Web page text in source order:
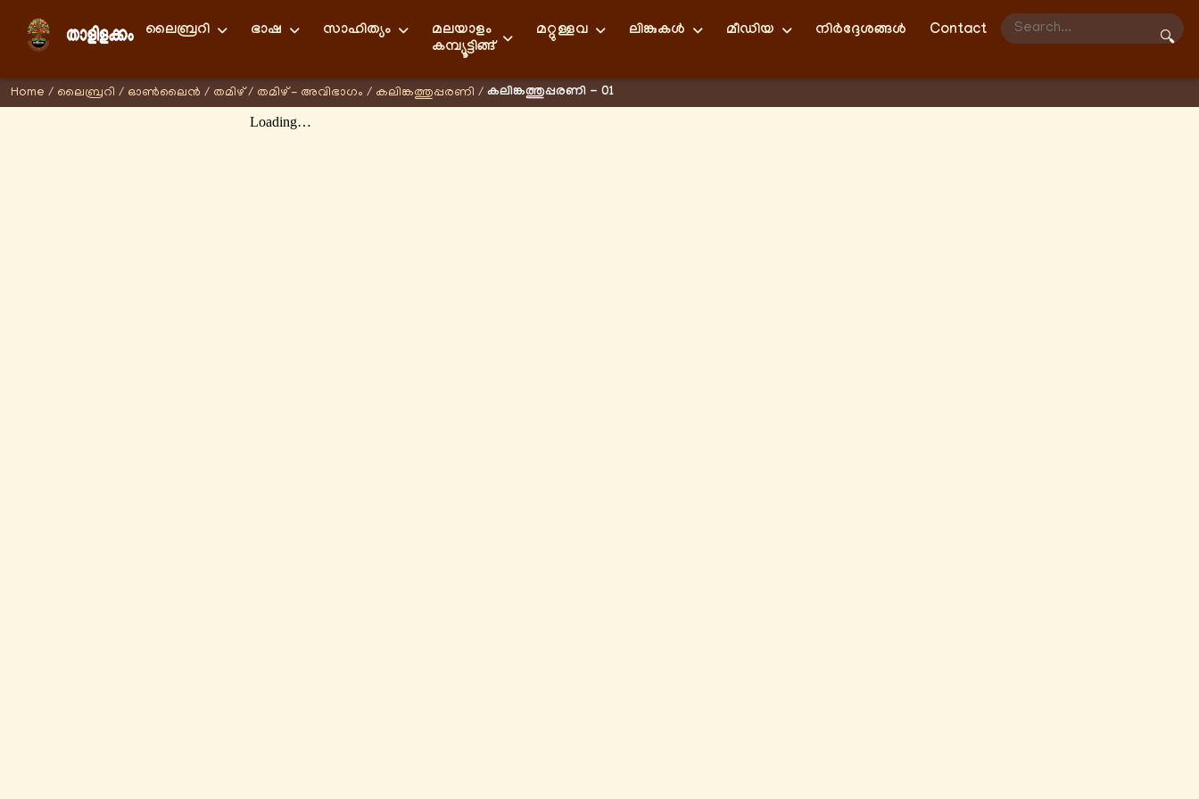
ലൈബ്രറി ഭാഷ സാഹിത്യം
മലയാളം
കമ്പ്യൂട്ടിങ്ങ്
മറ്റുള്ളവ ലിങ്കുകള്‍ മീഡിയ നിർദ്ദേശങ്ങൾ Contact
🔍
Home / ലൈബ്രറി / ഓണ്‍ലൈന്‍ / തമിഴ് / തമിഴ് - അവിഭാഗം / കലിങ്കത്തുപ്പരണി / കലിങ്കത്തുപ്പരണി - 01